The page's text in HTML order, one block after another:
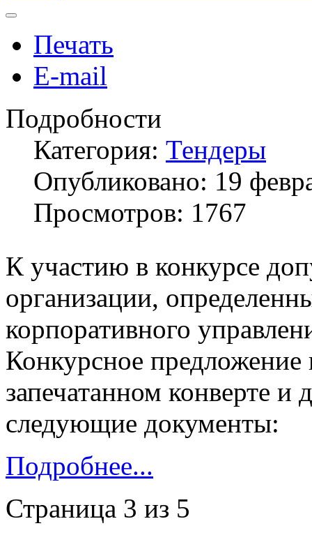
Печать
E-mail
Подробности
Категория: Тендеры
Опубликовано: 19
Просмотров: 1767
К участию в конкурсе
организации,
корпоративного
Конкурсное предложение
запечатанном конверте и
следующие документы:
Подробнее...
Страница 3 из 5